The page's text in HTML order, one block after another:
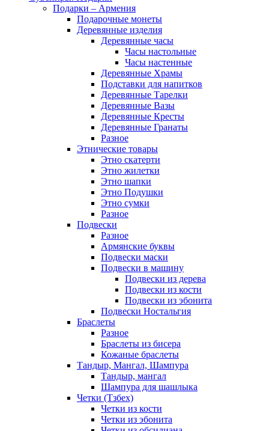
Подарки – Армения
Подарочные монеты
Деревянные изделия
Деревянные часы
Часы настольные
Часы настенные
Деревянные Храмы
Подставки для напитков
Деревянные Тарелки
Деревянные Вазы
Деревянные Кресты
Деревянные Гранаты
Разное
Этнические товары
Этно скатерти
Этно жилетки
Этно шапки
Этно Подушки
Этно сумки
Разное
Подвески
Разное
Армянские буквы
Подвески маски
Подвески в машину
Подвески из дерева
Подвески из кости
Подвески из эбонита
Подвески Ностальгия
Браслеты
Разное
Браслеты из бисера
Кожаные браслеты
Тандыр, Мангал, Шампура
Тандыр, мангал
Шампура для шашлыка
Четки (Тзбех)
Четки из кости
Четки из эбонита